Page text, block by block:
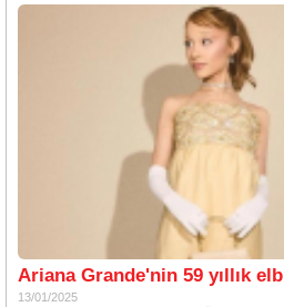
Ariana Grande'nin 59 yıllık
13/01/2025